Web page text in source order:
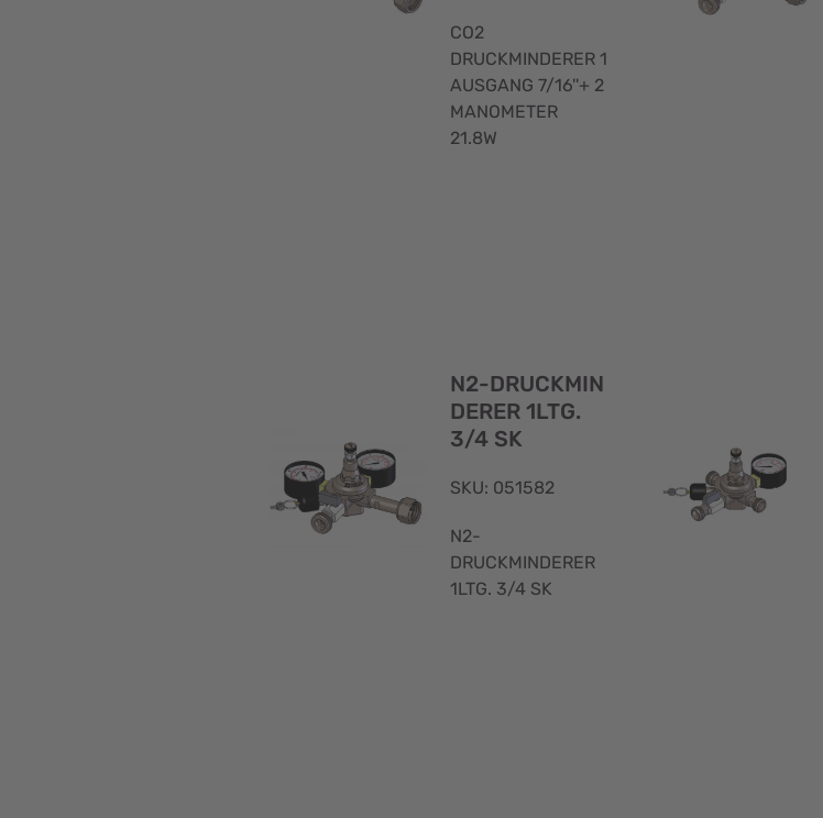
CO2
DRUCKMINDERER 1
AUSGANG 7/16''+ 2
MANOMETER
21.8W
N2-DRUCKMIN
DERER 1LTG.
3/4 SK
SKU: 051582
N2-
DRUCKMINDERER
1LTG. 3/4 SK